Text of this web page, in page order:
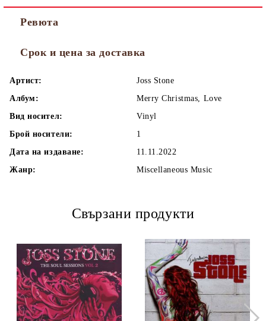
Ревюта
Срок и цена за доставка
Артист:
Joss Stone
Албум:
Merry Christmas, Love
Вид носител:
Vinyl
Брой носители:
1
Дата на издаване:
11.11.2022
Жанр:
Miscellaneous Music
Свързани продукти